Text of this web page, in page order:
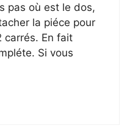
pas où est le dos,
la piéce pour
carrés. En fait
Si vous